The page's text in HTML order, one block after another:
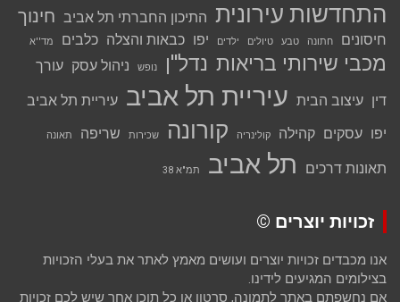
התחדשות עירונית התיכון החברתי תל אביב חינוך
חיסונים חתונה טבע טיולים ילדים יפו כבאות והצלה כלבים מד''א
מכבי שירותי בריאות נדל''ן נופש ניהול עסק עורך
דין עיצוב הבית עיריית תל אביב עיריית תל אביב
יפו עסקים קהילה קולינריה קורונה שכירות שריפה תאונה
תאונות דרכים תל אביב תמ"א 38
זכויות יוצרים ©
אנו מכבדים זכויות יוצרים ועושים מאמץ לאתר את בעלי הזכויות
בצילומים המגיעים לידינו.
אם נחשפתם באתר לתמונה, סרטון או כל תוכן אחר שיש לכם זכויות